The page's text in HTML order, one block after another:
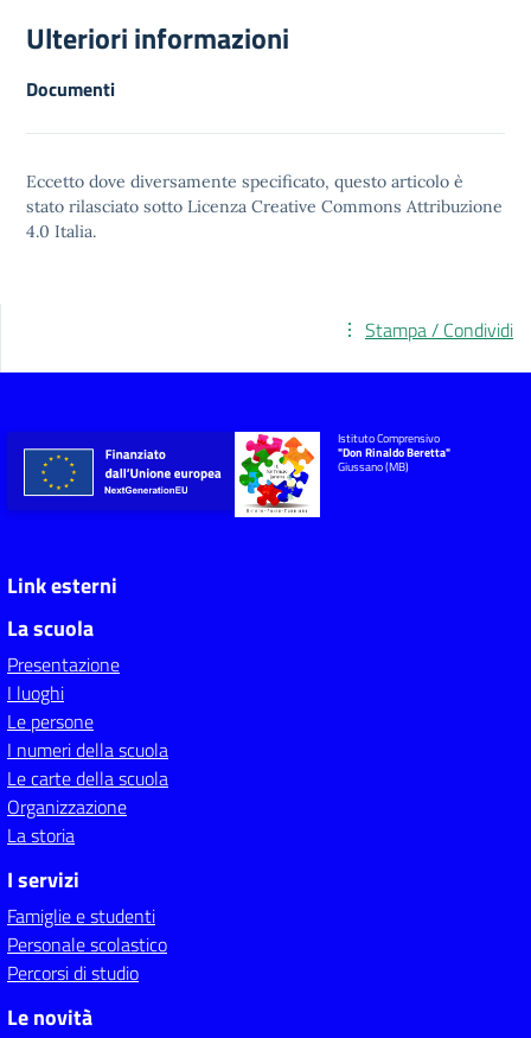
Ulteriori informazioni
Documenti
Eccetto dove diversamente specificato, questo articolo è
stato rilasciato sotto Licenza Creative Commons Attribuzione
4.0 Italia.
Stampa / Condividi
Istituto Comprensivo
"Don Rinaldo Beretta"
Giussano (MB)
Link esterni
La scuola
Presentazione
I luoghi
Le persone
I numeri della scuola
Le carte della scuola
Organizzazione
La storia
I servizi
Famiglie e studenti
Personale scolastico
Percorsi di studio
Le novità